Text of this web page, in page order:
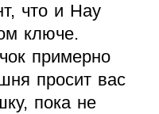
что и Hay
ключе.
примерно
просит вас
пока не